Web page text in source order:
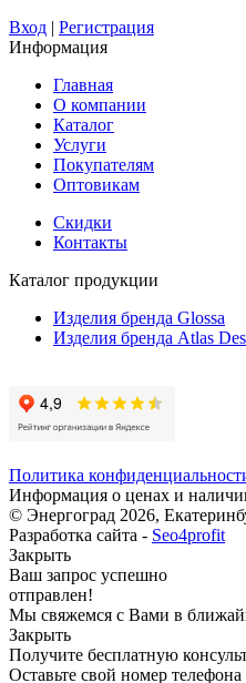
Вход | Регистрация
Информация
Главная
О компании
Каталог
Услуги
Покупателям
Оптовикам
Скидки
Контакты
Каталог продукции
Изделия бренда Glossa
Изделия бренда Atlas
Политика
Информация о ценах и
© Энергоград 2026,
Разработка сайта - Seo4profit
Закрыть
Ваш запрос успешно
отправлен!
Мы свяжемся с Вами в
Закрыть
Получите бесплатную
Оставьте свой номер телефона